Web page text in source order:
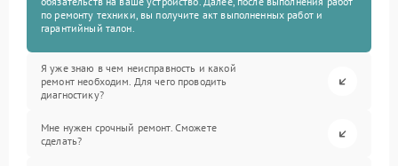
по ремонту техники, вы получите акт выполненных работ и
гарантийный талон.
Я уже знаю в чем неисправность и какой
ремонт необходим. Для чего проводить
диагностику?
Мне нужен срочный ремонт. Сможете
сделать?